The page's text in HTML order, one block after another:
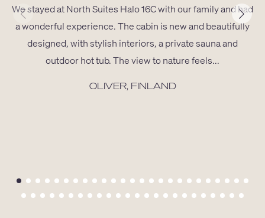
We stayed at North Suites Halo 16C with our family and had
a wonderful experience. The cabin is new and beautifully
designed, with stylish interiors, a private sauna and
outdoor hot tub. The view to nature feels...
OLIVER, FINLAND